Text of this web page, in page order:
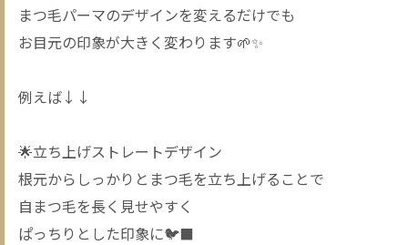
まつ毛パーマのデザインを変えるだけでも
お目元の印象が大きく変わります🌱✨
例えば↓↓
🌟立ち上げストレートデザイン
根元からしっかりとまつ毛を立ち上げることで
自まつ毛を長く見せやすく
ぱっちりとした印象に🐦‍⬛